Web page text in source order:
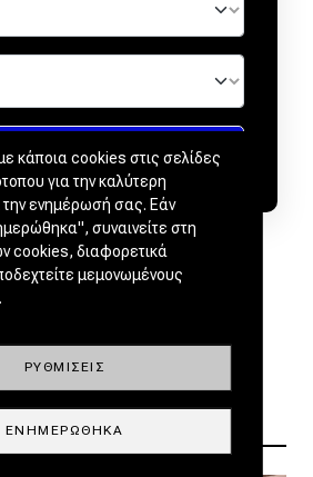
κάποια cookies στις σελίδες
για την καλύτερη
την ενημέρωσή σας. Εάν
συναινείτε στη
cookies, διαφορετικά
μεμονωμένους
ΡΥΘΜΊΣΕΙΣ
ΕΝΗΜΕΡΏΘΗΚΑ